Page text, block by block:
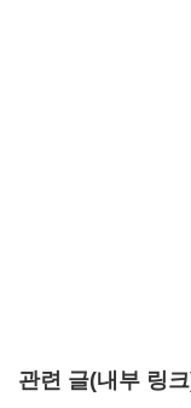
관련 글(내부 링